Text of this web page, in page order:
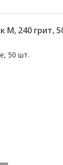
M, 240 грит,
50 шт.